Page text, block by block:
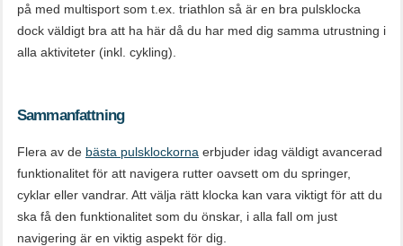
på med multisport som t.ex. triathlon så är en bra pulsklocka
dock väldigt bra att ha här då du har med dig samma utrustning i
alla aktiviteter (inkl. cykling).
Sammanfattning
Flera av de bästa pulsklockorna erbjuder idag väldigt avancerad
funktionalitet för att navigera rutter oavsett om du springer,
cyklar eller vandrar. Att välja rätt klocka kan vara viktigt för att du
ska få den funktionalitet som du önskar, i alla fall om just
navigering är en viktig aspekt för dig.